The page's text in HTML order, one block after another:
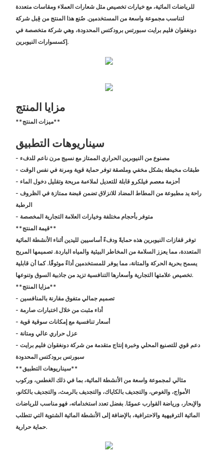
للرياضات المائية، مع خيارات تخصيص مثل شعارات العملاء ومقاسات متعددة
لتناسب مجموعة واسعة من المستخدمين. صُنع هذا المنتج من قِبل شركة
دونغقوان فليم برايت سبورتس برودكتس المحدودة، وهي شركة متخصصة في
إكسسوارات النيوبرين.
مزايا المنتج
**ميزات المنتج**
سيناريوهات التطبيق
- مصنوع من النيوبرين الحراري الممتاز مع نسيج مرن ناعم للدفء
- طبقات مخيطة بشكل مخفي وملصقة توفر حماية قوية ومرنة في نفس الوقت
- أحزمة معصم فيلكرو قابلة للتعديل لملاءمة مريحة وتقليل دخول الماء
- راحة يد مطبوعة من المطاط المضاد للانزلاق تضمن قبضة ممتازة في الظروف
الرطبة
- متوفر بأحجام مختلفة وخيارات العلامة التجارية المخصصة
**قيمة المنتج**
توفر قفازات النيوبرين هذه حمايةً ودفءً أساسيين لليدين أثناء الأنشطة المائية
المتعددة، مما يعزز السلامة من المخاطر البيئية والمياه الباردة. تصميمها المريح
يسمح بحرية الحركة والمتانة، مما يوفر للمستخدمين أداءً موثوقًا. كما أن قابلية
تخصيص علامتها التجارية وأسعارها التنافسية تزيد من جاذبية السوق وتنوعها.
**مزايا المنتج**
- تصميم جمالي متفوق مقارنة بالمنافسين
- أداء مثبت من خلال اختبارات صارمة
- أسعار تنافسية مع إمكانات سوقية قوية
- عزل حراري عالي ومتانة
- دعم قوي للتصنيع المحلي وخبرة إنتاج متقدمة من شركة دونغقوان فليم برايت
سبورتس برودكتس المحدودة
**سيناريوهات التطبيق**
مثالي لمجموعة واسعة من الأنشطة المائية، بما في ذلك الغطس، وركوب
الأمواج، والغوص، والتجديف بالكاياك، والتجديف بالرمث، والتجديف بالكانو،
والإبحار، ورياضة القوارب عمومًا. بفضل تعدد استخداماته، فهو مناسب للرياضات
المائية الترفيهية والاحترافية، بالإضافة إلى الأنشطة المائية الشتوية التي تتطلب
حماية حرارية.